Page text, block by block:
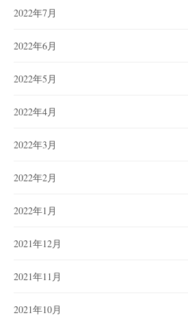
2022年7月
2022年6月
2022年5月
2022年4月
2022年3月
2022年2月
2022年1月
2021年12月
2021年11月
2021年10月